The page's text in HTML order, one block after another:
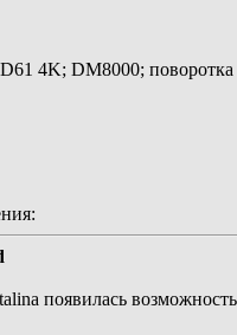
4K; DM8000;
:
появилась